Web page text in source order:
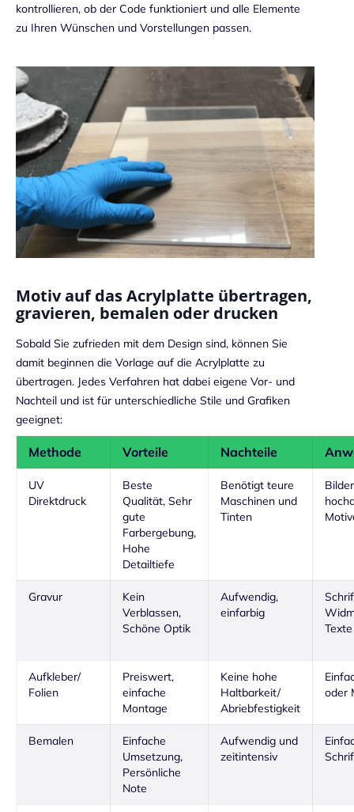
kontrollieren, ob der Code funktioniert und alle Elemente
zu Ihren Wünschen und Vorstellungen passen.
Motiv auf das Acrylplatte übertragen,
gravieren, bemalen oder drucken
Sobald Sie zufrieden mit dem Design sind, können Sie
damit beginnen die Vorlage auf die Acrylplatte zu
übertragen. Jedes Verfahren hat dabei eigene Vor- und
Nachteil und ist für unterschiedliche Stile und Grafiken
geeignet:
Methode Vorteile Nachteile
UV
Direktdruck
Beste
Qualität, Sehr
gute
Farbergebung,
Hohe
Detailtiefe
Benötigt teure
Maschinen und
Tinten
Gravur
Kein
Verblassen,
Schöne Optik
Aufwendig,
einfarbig
Texte
Aufkleber/
Folien
Preiswert,
einfache
Montage
Keine hohe
Haltbarkeit/
Abriebfestigkeit
oder
Bemalen
Einfache
Umsetzung,
Persönliche
Note
Aufwendig und
zeitintensiv